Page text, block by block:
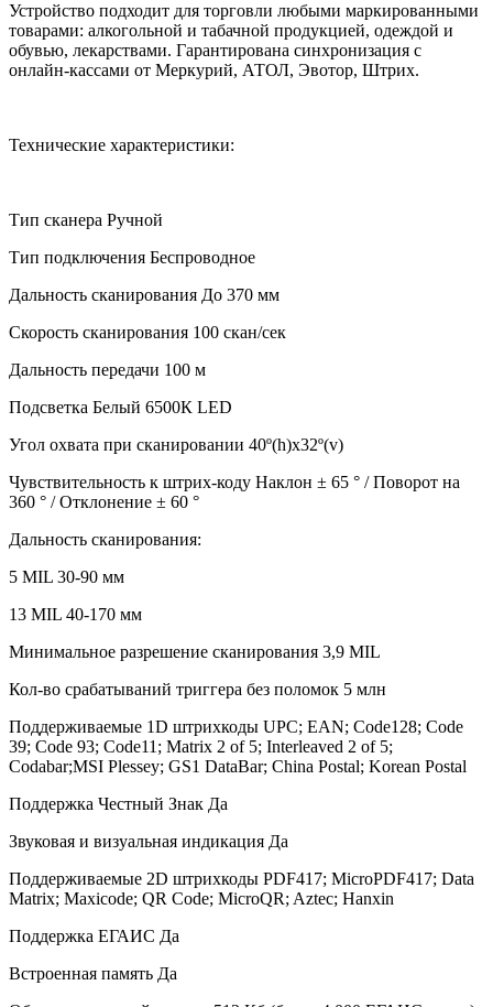
Устройство подходит для торговли любыми маркированными
товарами: алкогольной и табачной продукцией, одеждой и
обувью, лекарствами. Гарантирована синхронизация с
онлайн-кассами от Меркурий, АТОЛ, Эвотор, Штрих.
Технические характеристики:
Тип сканера Ручной
Тип подключения Беспроводное
Дальность сканирования До 370 мм
Скорость сканирования 100 скан/сек
Дальность передачи 100 м
Подсветка Белый 6500К LED
Угол охвата при сканировании 40º(h)x32º(v)
Чувствительность к штрих-коду Наклон ± 65 ° / Поворот на
360 ° / Отклонение ± 60 °
Дальность сканирования:
5 MIL 30-90 мм
13 MIL 40-170 мм
Минимальное разрешение сканирования 3,9 MIL
Кол-во срабатываний триггера без поломок 5 млн
Поддерживаемые 1D штрихкоды UPC; EAN; Code128; Code
39; Code 93; Code11; Matrix 2 of 5; Interleaved 2 of 5;
Codabar;MSI Plessey; GS1 DataBar; China Postal; Korean Postal
Поддержка Честный Знак Да
Звуковая и визуальная индикация Да
Поддерживаемые 2D штрихкоды PDF417; MicroPDF417; Data
Matrix; Maxicode; QR Code; MicroQR; Aztec; Hanxin
Поддержка ЕГАИС Да
Встроенная память Да